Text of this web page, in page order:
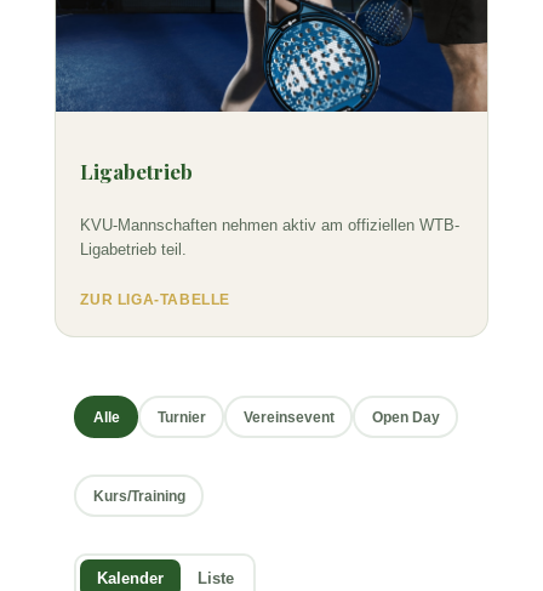
Ligabetrieb
KVU-Mannschaften nehmen aktiv am offiziellen WTB-
Ligabetrieb teil.
ZUR LIGA-TABELLE
Alle Turnier Vereinsevent Open Day
Kurs/Training
Kalender Liste